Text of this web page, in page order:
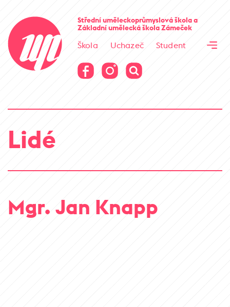
Střední uměleckoprůmyslová školaa
Základní umělecká školaZámeček
Škola Uchazeč
Student
Virtuální prohlídka
Virtuální prohlídka
Lidé
Mgr. Jan Knapp